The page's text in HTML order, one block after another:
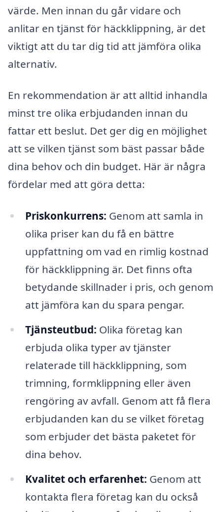
värde. Men innan du går vidare och
anlitar en tjänst för häckklippning, är det
viktigt att du tar dig tid att jämföra olika
alternativ.
En rekommendation är att alltid inhandla
minst tre olika erbjudanden innan du
fattar ett beslut. Det ger dig en möjlighet
att se vilken tjänst som bäst passar både
dina behov och din budget. Här är några
fördelar med att göra detta:
Priskonkurrens: Genom att samla in
olika priser kan du få en bättre
uppfattning om vad en rimlig kostnad
för häckklippning är. Det finns ofta
betydande skillnader i pris, och genom
att jämföra kan du spara pengar.
Tjänsteutbud: Olika företag kan
erbjuda olika typer av tjänster
relaterade till häckklippning, som
trimning, formklippning eller även
rengöring av avfall. Genom att få flera
erbjudanden kan du se vilket företag
som erbjuder det bästa paketet för
dina behov.
Kvalitet och erfarenhet: Genom att
kontakta flera företag kan du också